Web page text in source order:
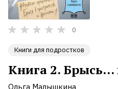
0
Книги для подростков
Книга 2. Брысь…
Ольга Малышкина